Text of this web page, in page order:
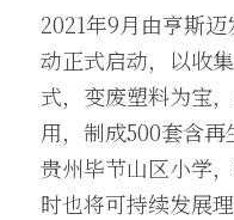
2021年9月由亨斯
动正式启动，以收
式，变废塑料为宝
用，制成500套含
贵州毕节山区小学
时也将可持续发展